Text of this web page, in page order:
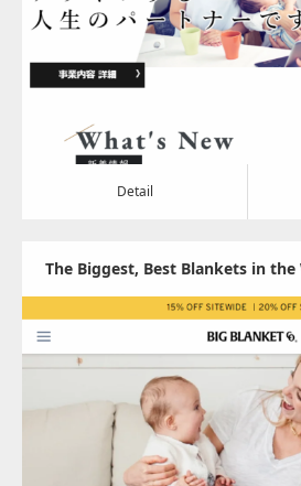
Visit
Detail
The Biggest, Best Blankets in
Сo®
Update:
Category:
その他